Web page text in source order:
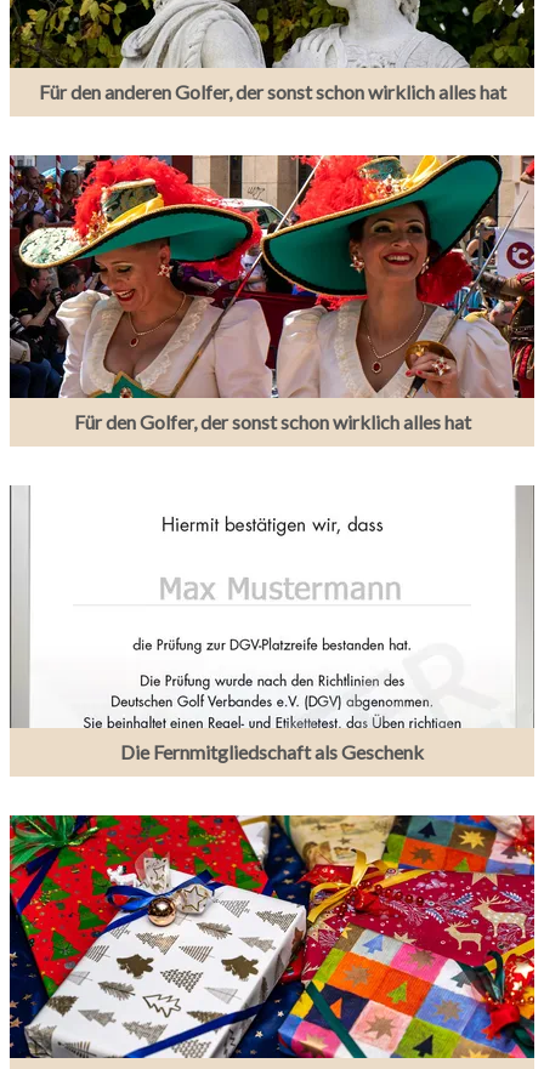
Für den anderen Golfer, der sonst schon wirklich alles hat
Für den Golfer, der sonst schon wirklich alles hat
Die Fernmitgliedschaft als Geschenk